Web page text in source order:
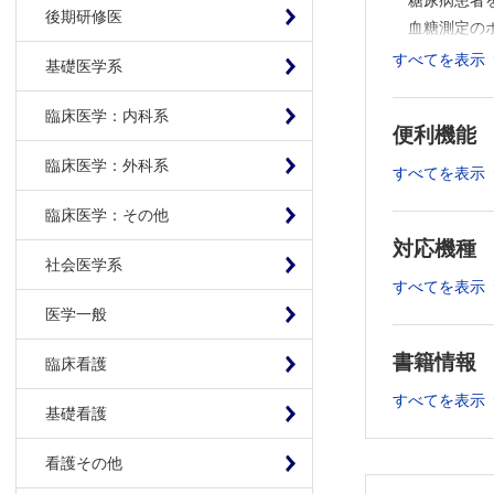
後期研修医
基礎医学系
臨床医学：内科系
臨床医学：外科系
臨床医学：その他
社会医学系
医学一般
臨床看護
基礎看護
看護その他
■目次
イントロダク
糖尿病診療の
血糖測定のポ
インスリンの
インスリン製
よくある看護
スライディン
実症例から考
症例➀ 50歳男
応用編 イン
血糖測定の
インスリンの
インスリン
よくある看
実症例から
症例➀ 50歳
応用編 イ
症例④ 55歳
すべてを表示
便利機能
すべてを表示
対応機種
すべてを表示
書籍情報
すべてを表示